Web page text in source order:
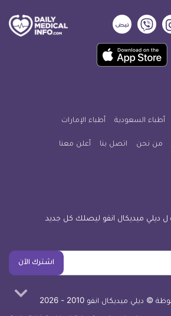
ديلي
ميديكال
انفو
ديلي
ميديكال
انفو
ديلي
ميديكال
انفو
حمل
تطبيق
معلومة
للآيفون
أطباء السعودية أطباء الإمارات
من نحن اتصل بنا أعلن معنا
ل ديلي ميديكال انفو ليصلك كل جديد
اشترك الآن
ميديكال انفو 2010 - 2026